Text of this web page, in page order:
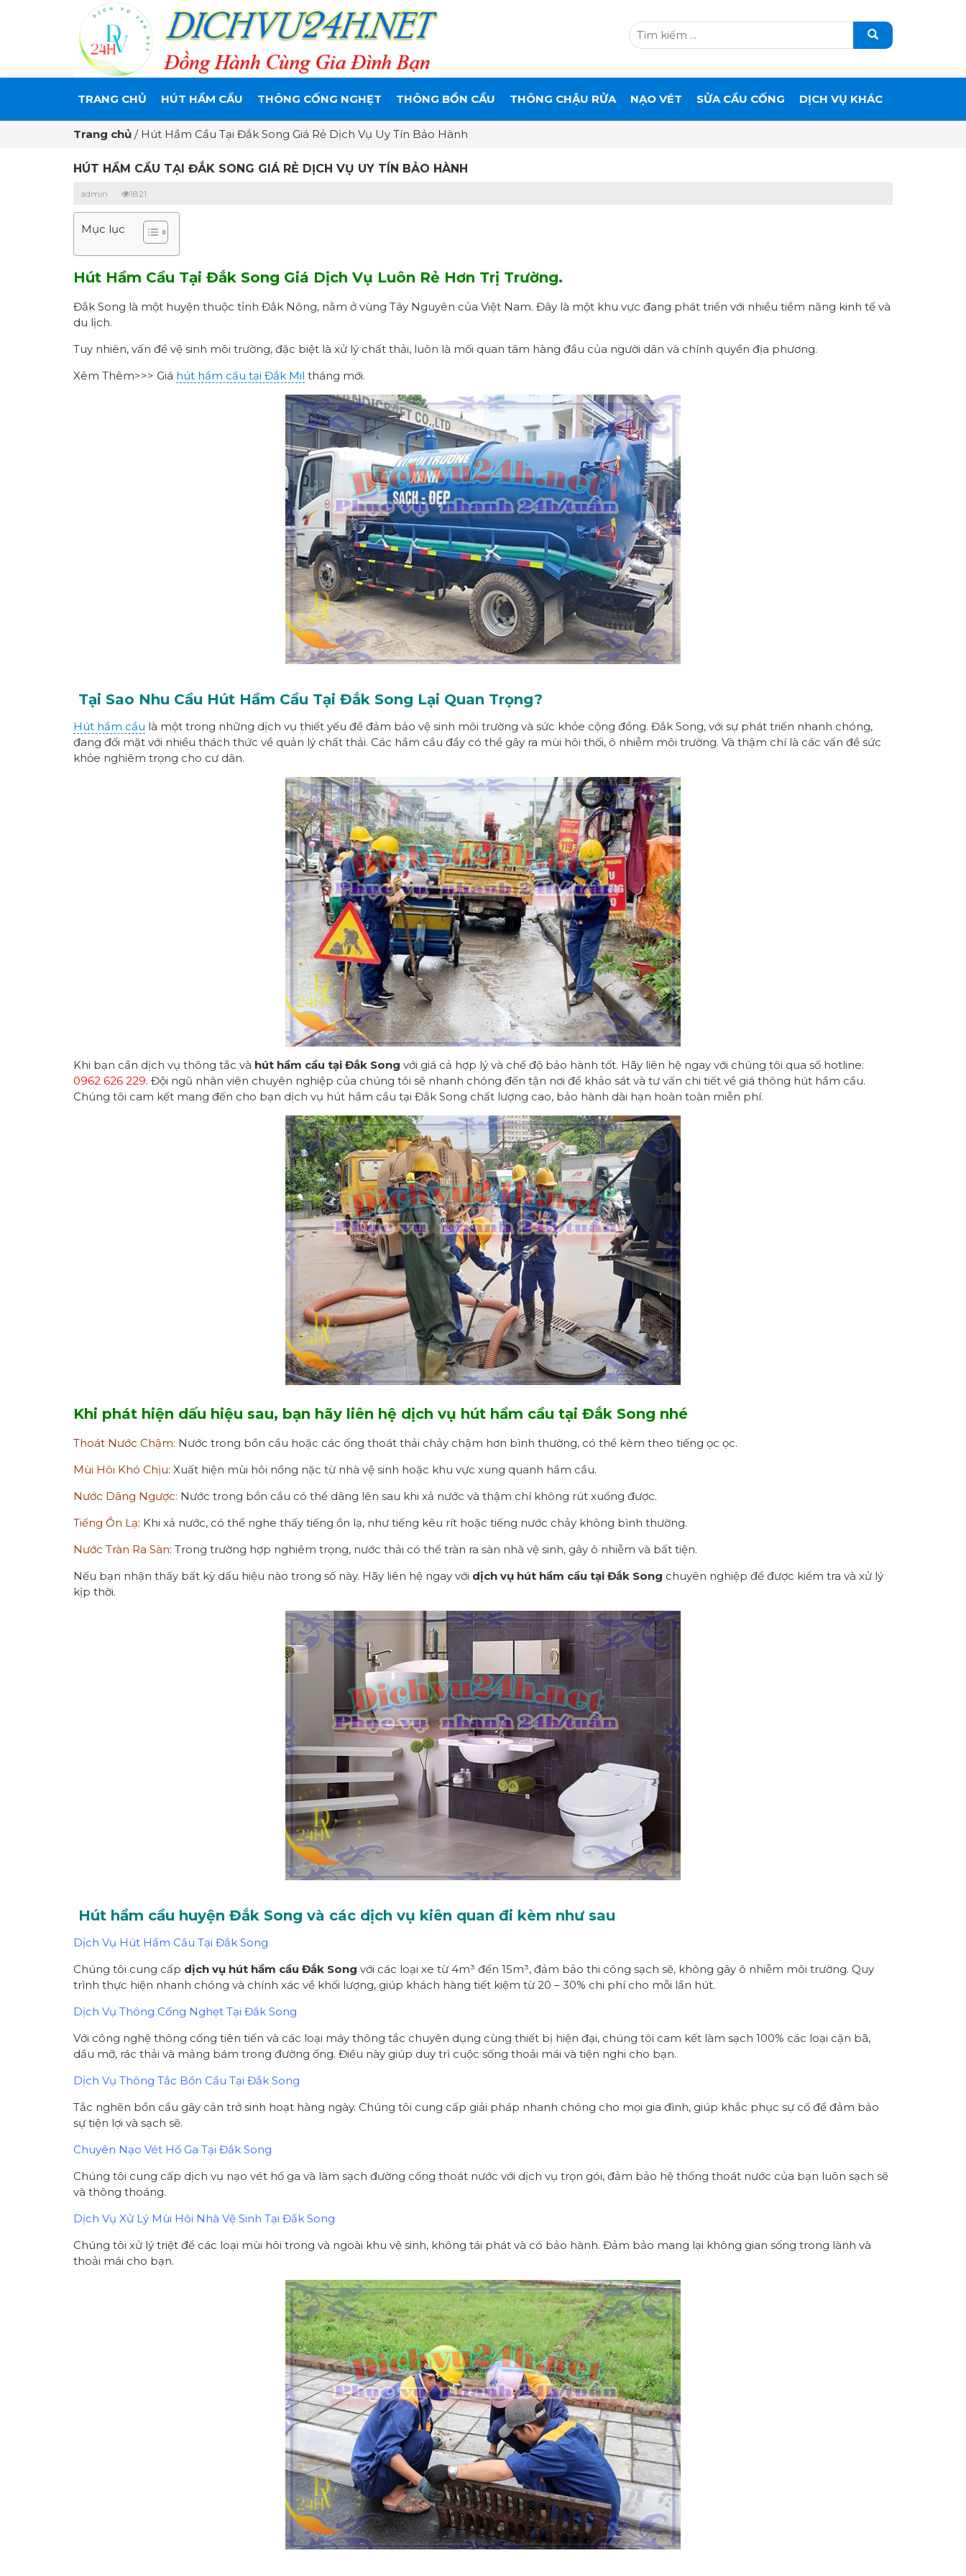
TRANG CHỦ HÚT HẦM CẦU THÔNG CỐNG NGHẸT THÔNG BỒN CẦU THÔNG CHẬU RỬA NẠO VÉT SỬA CẦU CỐNG DỊCH VỤ KHÁC
Trang chủ / Hút Hầm Cầu Tại Đắk Song Giá Rẻ Dịch Vụ Uy Tín Bảo Hành
HÚT HẦM CẦU TẠI ĐẮK SONG GIÁ RẺ DỊCH VỤ UY TÍN BẢO HÀNH
admin 1821
Mục lục
Hút Hầm Cầu Tại Đắk Song Giá Dịch Vụ Luôn Rẻ Hơn Trị Trường.
Đắk Song là một huyện thuộc tỉnh Đắk Nông, nằm ở vùng Tây Nguyên của Việt Nam. Đây là một khu vực đang phát triển với nhiều tiềm năng kinh tế và
du lịch.
Tuy nhiên, vấn đề vệ sinh môi trường, đặc biệt là xử lý chất thải, luôn là mối quan tâm hàng đầu của người dân và chính quyền địa phương.
Xêm Thêm>>> Giá hút hầm cầu tại Đắk Mil tháng mới.
Tại Sao Nhu Cầu Hút Hầm Cầu Tại Đắk Song Lại Quan Trọng?
Hút hầm cầu là một trong những dịch vụ thiết yếu để đảm bảo vệ sinh môi trường và sức khỏe cộng đồng. Đắk Song, với sự phát triển nhanh chóng,
đang đối mặt với nhiều thách thức về quản lý chất thải. Các hầm cầu đầy có thể gây ra mùi hôi thối, ô nhiễm môi trường. Và thậm chí là các vấn đề sức
khỏe nghiêm trọng cho cư dân.
Khi bạn cần dịch vụ thông tắc và hút hầm cầu tại Đắk Song với giá cả hợp lý và chế độ bảo hành tốt. Hãy liên hệ ngay với chúng tôi qua số hotline:
0962 626 229. Đội ngũ nhân viên chuyên nghiệp của chúng tôi sẽ nhanh chóng đến tận nơi để khảo sát và tư vấn chi tiết về giá thông hút hầm cầu.
Chúng tôi cam kết mang đến cho bạn dịch vụ hút hầm cầu tại Đắk Song chất lượng cao, bảo hành dài hạn hoàn toàn miễn phí.
Khi phát hiện dấu hiệu sau, bạn hãy liên hệ dịch vụ hút hầm cầu tại Đắk Song nhé
Thoát Nước Chậm: Nước trong bồn cầu hoặc các ống thoát thải chảy chậm hơn bình thường, có thể kèm theo tiếng ọc ọc.
Mùi Hôi Khó Chịu: Xuất hiện mùi hôi nồng nặc từ nhà vệ sinh hoặc khu vực xung quanh hầm cầu.
Nước Dâng Ngược: Nước trong bồn cầu có thể dâng lên sau khi xả nước và thậm chí không rút xuống được.
Tiếng Ồn Lạ: Khi xả nước, có thể nghe thấy tiếng ồn lạ, như tiếng kêu rít hoặc tiếng nước chảy không bình thường.
Nước Tràn Ra Sàn: Trong trường hợp nghiêm trọng, nước thải có thể tràn ra sàn nhà vệ sinh, gây ô nhiễm và bất tiện.
Nếu bạn nhận thấy bất kỳ dấu hiệu nào trong số này. Hãy liên hệ ngay với dịch vụ hút hầm cầu tại Đắk Song chuyên nghiệp để được kiểm tra và xử lý
kịp thời.
Hút hầm cầu huyện Đắk Song và các dịch vụ kiên quan đi kèm như sau
Dịch Vụ Hút Hầm Cầu Tại Đắk Song
Chúng tôi cung cấp dịch vụ hút hầm cầu Đắk Song với các loại xe từ 4m³ đến 15m³, đảm bảo thi công sạch sẽ, không gây ô nhiễm môi trường. Quy
trình thực hiện nhanh chóng và chính xác về khối lượng, giúp khách hàng tiết kiệm từ 20 – 30% chi phí cho mỗi lần hút.
Dịch Vụ Thông Cống Nghẹt Tại Đắk Song
Với công nghệ thông cống tiên tiến và các loại máy thông tắc chuyên dụng cùng thiết bị hiện đại, chúng tôi cam kết làm sạch 100% các loại cặn bã,
dầu mỡ, rác thải và mảng bám trong đường ống. Điều này giúp duy trì cuộc sống thoải mái và tiện nghi cho bạn.
Dịch Vụ Thông Tắc Bồn Cầu Tại Đắk Song
Tắc nghẽn bồn cầu gây cản trở sinh hoạt hàng ngày. Chúng tôi cung cấp giải pháp nhanh chóng cho mọi gia đình, giúp khắc phục sự cố để đảm bảo
sự tiện lợi và sạch sẽ.
Chuyên Nạo Vét Hố Ga Tại Đắk Song
Chúng tôi cung cấp dịch vụ nạo vét hố ga và làm sạch đường cống thoát nước với dịch vụ trọn gói, đảm bảo hệ thống thoát nước của bạn luôn sạch sẽ
và thông thoáng.
Dịch Vụ Xử Lý Mùi Hôi Nhà Vệ Sinh Tại Đắk Song
Chúng tôi xử lý triệt để các loại mùi hôi trong và ngoài khu vệ sinh, không tái phát và có bảo hành. Đảm bảo mang lại không gian sống trong lành và
thoải mái cho bạn.